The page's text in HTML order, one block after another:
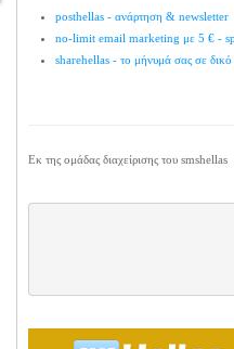
posthellas - ανάρτηση & newsletter
no-limit email marketing με 5 € -
sharehellas - το μήνυμά σας σε δικό
Εκ της ομάδας διαχείρισης του smshellas